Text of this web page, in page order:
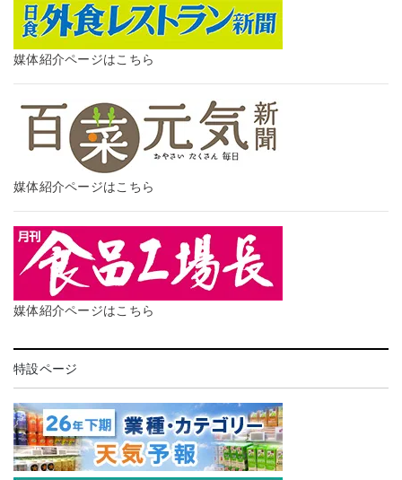
媒体紹介ページはこちら
媒体紹介ページはこちら
媒体紹介ページはこちら
特設ページ